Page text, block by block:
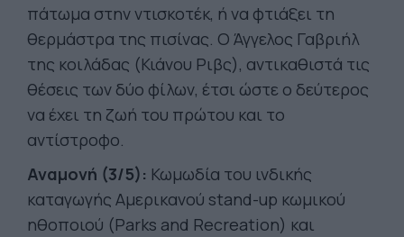
πάτωμα στην ντισκοτέκ, ή να φτιάξει τη
θερμάστρα της πισίνας. Ο Άγγελος Γαβριήλ
της κοιλάδας (Κιάνου Ριβς), αντικαθιστά τις
θέσεις των δύο φίλων, έτσι ώστε ο δεύτερος
να έχει τη ζωή του πρώτου και το
αντίστροφο.
Αναμονή (3/5): Κωμωδία του ινδικής
καταγωγής Αμερικανού stand-up κωμικού
ηθοποιού (Parks and Recreation) και